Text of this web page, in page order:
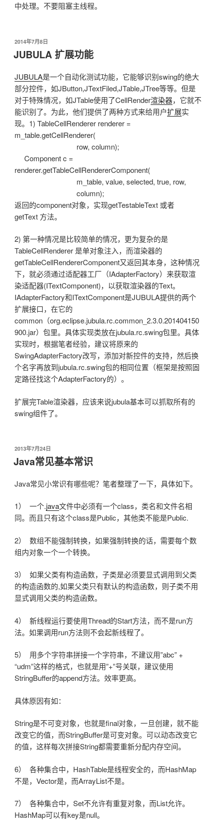
中处理。不要阻塞主线程。
发
布
于
2014年7月8日
JUBULA 扩展功能
JUBULA是一个自动化测试功能，它能够识别swing的绝大
部分控件，如JButton,JTextFiled,JTable,JTree等等。但是
对于特殊情况，如JTable使用了CellRender渲染器，它就不
能识别了。为此，他们提供了两种方式来给用户扩展实
现。1) TableCellRenderer renderer =
m_table.getCellRenderer(
row, column);
Component c =
renderer.getTableCellRendererComponent(
m_table, value, selected, true, row,
column);
返回的component对象，实现getTestableText 或者
getText 方法。
2) 第一种情况是比较简单的情况，更为复杂的是
TableCellRenderer 是单对象注入，而渲染器的
getTableCellRendererComponent又返回其本身，这种情况
下，就必须通过适配器工厂（IAdapterFactory）来获取渲
染适配器(ITextComponent)，以获取渲染器的Text。
IAdapterFactory和ITextComponent是JUBULA提供的两个
扩展接口，在它的
common（org.eclipse.jubula.rc.common_2.3.0.201404150
900.jar）包里。具体实现类放在jubula.rc.swing包里。具体
实现时，根据笔者经验，建议将原来的
SwingAdapterFactory改写，添加对新控件的支持，然后换
个名字再放到jubula.rc.swing包的相同位置（框架是按照固
定路径找这个AdapterFactory的）。
扩展完Table渲染器，应该来说jubula基本可以抓取所有的
swing组件了。
发
布
于
2013年7月24日
Java常见基本常识
Java常见小常识有哪些呢？笔者整理了一下，具体如下。
1） 一个.java文件中必须有一个class，类名和文件名相
同。而且只有这个class是Public，其他类不能是Public.
2） 数组不能强制转换，如果强制转换的话，需要每个数
组内对象一个一个转换。
3） 如果父类有构造函数，子类是必须要显式调用到父类
的构造函数的,如果父类只有默认的构造函数，则子类不用
显式调用父类的构造函数。
4） 新线程运行要使用Thread的Start方法，而不是run方
法。如果调用run方法则不会起新线程了。
5） 用多个字符串拼接一个字符串，不建议用”abc” +
“udm”这样的格式，也就是用”+”号关联，建议使用
StringBuffer的append方法。效率更高。
具体原因有如：
String是不可变对象，也就是final对象，一旦创建，就不能
改变它的值，而StringBuffer是可变对象。可以动态改变它
的值，这样每次拼接String都需要重新分配内存空间。
6） 各种集合中，HashTable是线程安全的，而HashMap
不是，Vector是，而ArrayList不是。
7） 各种集合中，Set不允许有重复对象，而List允许。
HashMap可以有key是null。